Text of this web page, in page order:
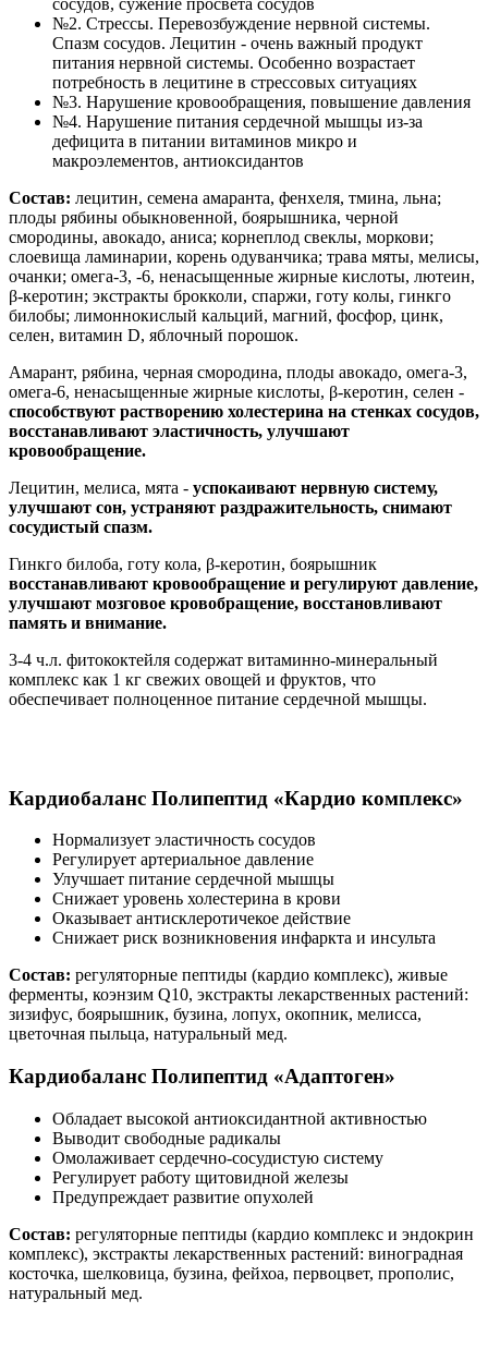
сосудов, сужение просвета сосудов
№2. Стрессы. Перевозбуждение нервной системы.
Спазм сосудов. Лецитин - очень важный продукт
питания нервной системы. Особенно возрастает
потребность в лецитине в стрессовых ситуациях
№3. Нарушение кровообращения, повышение давления
№4. Нарушение питания сердечной мышцы из-за
дефицита в питании витаминов микро и
макроэлементов, антиоксидантов
Состав: лецитин, семена амаранта, фенхеля, тмина, льна;
плоды рябины обыкновенной, боярышника, черной
смородины, авокадо, аниса; корнеплод свеклы, моркови;
слоевища ламинарии, корень одуванчика; трава мяты, мелисы,
очанки; омега-3, -6, ненасыщенные жирные кислоты, лютеин,
β-керотин; экстракты брокколи, спаржи, готу колы, гинкго
билобы; лимоннокислый кальций, магний, фосфор, цинк,
селен, витамин D, яблочный порошок.
Амарант, рябина, черная смородина, плоды авокадо, омега-3,
омега-6, ненасыщенные жирные кислоты, β-керотин, селен -
способствуют растворению холестерина на стенках сосудов,
восстанавливают эластичность, улучшают
кровообращение.
Лецитин, мелиса, мята - успокаивают нервную систему,
улучшают сон, устраняют раздражительность, снимают
сосудистый спазм.
Гинкго билоба, готу кола, β-керотин, боярышник
восстанавливают кровообращение и регулируют давление,
улучшают мозговое кровобращение, восстановливают
память и внимание.
3-4 ч.л. фитококтейля содержат витаминно-минеральный
комплекс как 1 кг свежих овощей и фруктов, что
обеспечивает полноценное питание сердечной мышцы.
Кардиобаланс Полипептид «Кардио комплекс»
Нормализует эластичность сосудов
Регулирует артериальное давление
Улучшает питание сердечной мышцы
Снижает уровень холестерина в крови
Оказывает антисклеротичекое действие
Снижает риск возникновения инфаркта и инсульта
Состав: регуляторные пептиды (кардио комплекс), живые
ферменты, коэнзим Q10, экстракты лекарственных растений:
зизифус, боярышник, бузина, лопух, окопник, мелисса,
цветочная пыльца, натуральный мед.
Кардиобаланс Полипептид «Адаптоген»
Обладает высокой антиоксидантной активностью
Выводит свободные радикалы
Омолаживает сердечно-сосудистую систему
Регулирует работу щитовидной железы
Предупреждает развитие опухолей
Состав: регуляторные пептиды (кардио комплекс и эндокрин
комплекс), экстракты лекарственных растений: виноградная
косточка, шелковица, бузина, фейхоа, первоцвет, прополис,
натуральный мед.